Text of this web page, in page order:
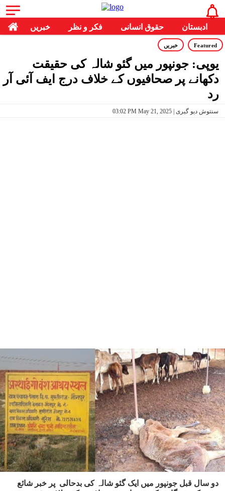
خبریں فکر و نظر حقوق انسانی ادبستان
Featured خبریں
یوپی: جونپور میں گئو شالہ کی حقیقت
دکھانے پر صحافیوں کے خلاف درج ایف آئی آر
رد
03:02 PM May 21, 2025 | سنتوش دیو گیری
دو سال قبل جونپور میں ایک گئو شالہ کی بدحالی پر خبر شائع